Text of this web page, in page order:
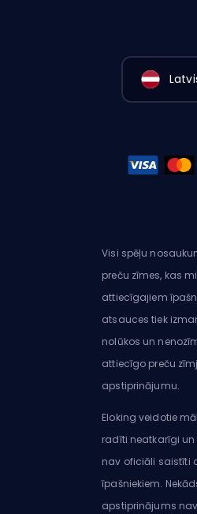
Visi spēļu
preču zīmes, kas
attiecīgajiem
atsauces tiek
nolūkos un
attiecīgo preču
apstiprinājumu.
Eloking veidotie
radīti neatkarīgi
nav oficiāli saistīti
īpašniekiem.
apstiprinājums nav